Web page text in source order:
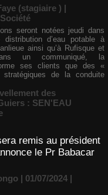
(stagiaire ) |
Société
seront notées jeudi dans
d’eau potable à
ainsi qu’à Rufisque et
un communiqué, la
ses clients que des «
stratégiques de la conduite
des
: SEN'EAU
remis au président
le Pr Babacar
| 01/07/2024 |